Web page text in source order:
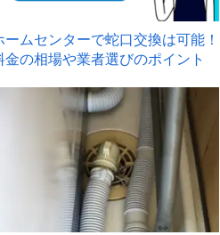
ームセンターで蛇口交換は可能！
金の相場や業者選びのポイント